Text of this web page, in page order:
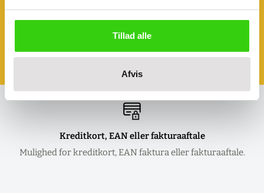
Tillad alle
Afvis
Ønsker du at se eller prøve nogle af
Book et møde - så kommer vi til dig!
Kreditkort, EAN eller fakturaaftale
Mulighed for kreditkort, EAN faktura eller fakturaaftale.